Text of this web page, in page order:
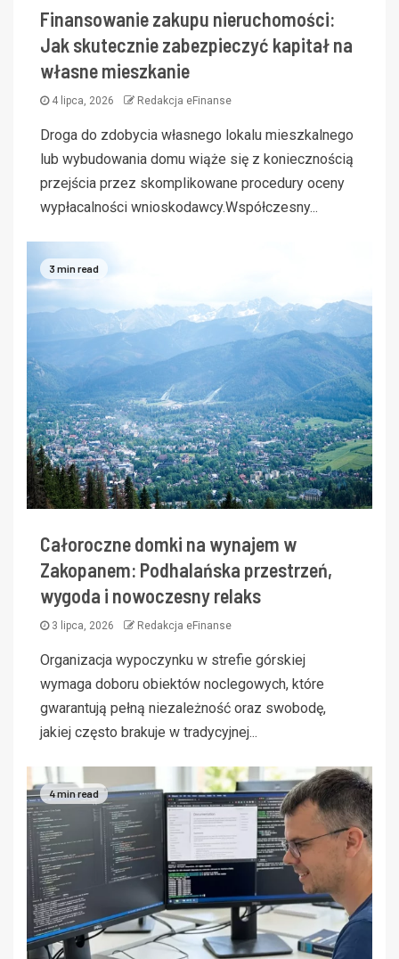
Finansowanie zakupu nieruchomości:
Jak skutecznie zabezpieczyć kapitał na
własne mieszkanie
4 lipca, 2026 Redakcja eFinanse
Droga do zdobycia własnego lokalu mieszkalnego
lub wybudowania domu wiąże się z koniecznością
przejścia przez skomplikowane procedury oceny
wypłacalności wnioskodawcy.Współczesny...
3 min read
Całoroczne domki na wynajem w
Zakopanem: Podhalańska przestrzeń,
wygoda i nowoczesny relaks
3 lipca, 2026 Redakcja eFinanse
Organizacja wypoczynku w strefie górskiej
wymaga doboru obiektów noclegowych, które
gwarantują pełną niezależność oraz swobodę,
jakiej często brakuje w tradycyjnej...
4 min read